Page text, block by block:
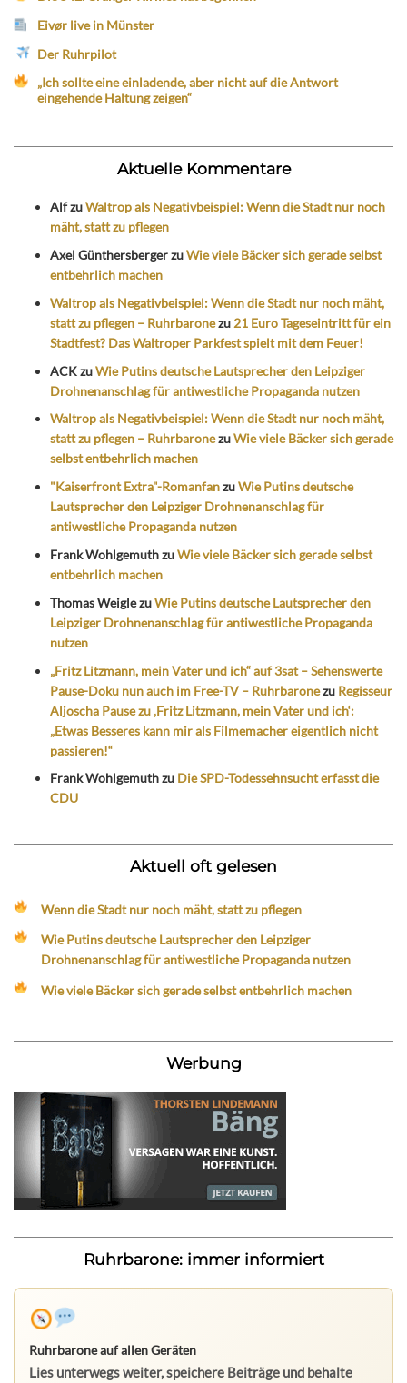
Eivør live in Münster
Der Ruhrpilot
„Ich sollte eine einladende, aber nicht auf die Antwort
eingehende Haltung zeigen“
Aktuelle Kommentare
AlfzuWaltrop als Negativbeispiel: Wenn die Stadt nur noch
mäht, statt zu pflegen
Axel GünthersbergerzuWie viele Bäcker sich gerade selbst
entbehrlich machen
Waltrop als Negativbeispiel: Wenn die Stadt nur noch mäht,
statt zu pflegen – Ruhrbaronezu 21 Euro Tageseintritt für ein
Stadtfest? Das Waltroper Parkfest spielt mit dem Feuer!
ACKzuWie Putins deutsche Lautsprecher den Leipziger
Drohnenanschlag für antiwestliche Propaganda nutzen
Waltrop als Negativbeispiel: Wenn die Stadt nur noch mäht,
statt zu pflegen – RuhrbaronezuWie viele Bäcker sich gerade
selbst entbehrlich machen
"Kaiserfront Extra"-RomanfanzuWie Putins deutsche
Lautsprecher den Leipziger Drohnenanschlag für
antiwestliche Propaganda nutzen
Frank WohlgemuthzuWie viele Bäcker sich gerade selbst
entbehrlich machen
Thomas WeiglezuWie Putins deutsche Lautsprecher den
Leipziger Drohnenanschlag für antiwestliche Propaganda
nutzen
„Fritz Litzmann, mein Vater und ich“ auf 3sat – Sehenswerte
Pause-Doku nun auch im Free-TV – Ruhrbaronezu Regisseur
Aljoscha Pause zu ‚Fritz Litzmann, mein Vater und ich‘:
„Etwas Besseres kann mir als Filmemacher eigentlich nicht
passieren!“
Frank Wohlgemuthzu Die SPD-Todessehnsucht erfasst die
CDU
Aktuell oft gelesen
Wenn die Stadt nur noch mäht, statt zu pflegen
Wie Putins deutsche Lautsprecher den Leipziger
Drohnenanschlag für antiwestliche Propaganda nutzen
Wie viele Bäcker sich gerade selbst entbehrlich machen
Werbung
Ruhrbarone: immer informiert
Ruhrbarone auf allen Geräten
Lies unterwegs weiter, speichere Beiträge und behalte